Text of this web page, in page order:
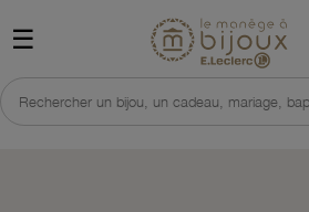
☰
Rechercher un bijou, un cadeau, mariage,